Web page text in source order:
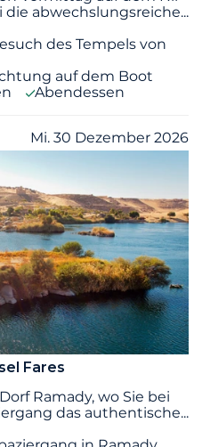
abwechslungsreiche...
des Tempels von
auf dem Boot
Abendessen
Mi. 30 Dezember 2026
Fares
Ramady, wo Sie bei
das authentische...